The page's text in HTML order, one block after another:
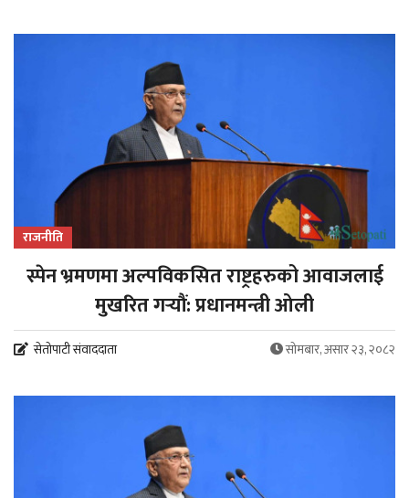
राजनीति
स्पेन भ्रमणमा अल्पविकसित राष्ट्रहरुको आवाजलाई
मुखरित गर्‍यौं: प्रधानमन्त्री ओली
सेतोपाटी संवाददाता सोमबार, असार २३, २०८२